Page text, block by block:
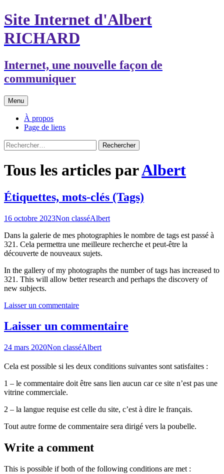
Aller
au
contenu
Site Internet d'Albert
RICHARD
Internet, une nouvelle façon de
communiquer
Menu
À propos
Page de liens
Rechercher :
Tous les articles parAlbert
Étiquettes, mots-clés (Tags)
16 octobre 2023Non classéAlbert
Dans la galerie de mes photographies le nombre de tags est passé à
321. Cela permettra une meilleure recherche et peut-être la
découverte de nouveaux sujets.
In the gallery of my photographs the number of tags has increased to
321. This will allow better research and perhaps the discovery of
new subjects.
Laisser un commentaire
Laisser un commentaire
24 mars 2020Non classéAlbert
Cela est possible si les deux conditions suivantes sont satisfaites :
1 – le commentaire doit être sans lien aucun car ce site n’est pas une
vitrine commerciale.
2 – la langue requise est celle du site, c’est à dire le français.
Tout autre forme de commentaire sera dirigé vers la poubelle.
Write a comment
This is possible if both of the following conditions are met :